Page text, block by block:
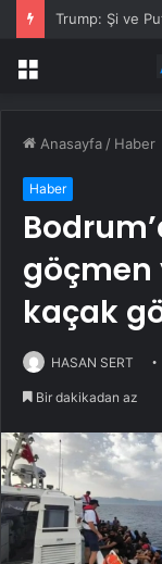
Trump: Şi ve
Menü
Anasayfa / Haber
Haber
göçmen
kaçak
HASAN SERT
Bir dakikadan az